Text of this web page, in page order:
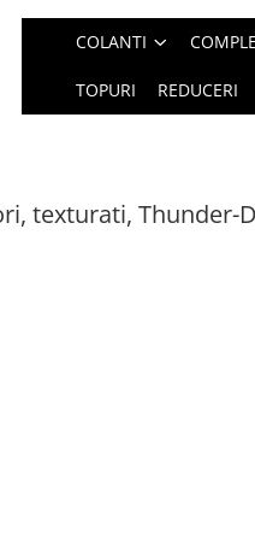
COLANTI
TOPURI REDUCERI
texturati, Thunder-